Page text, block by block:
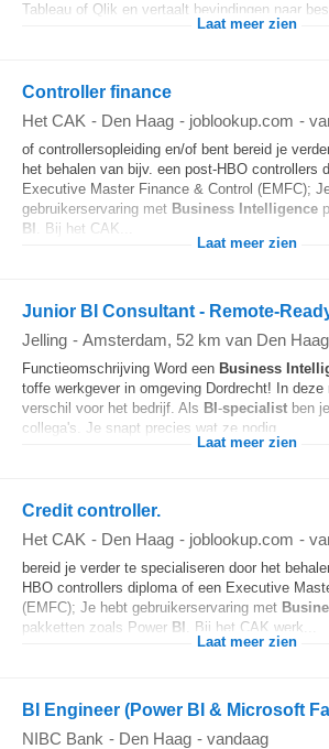
Tableau of Qlik en vertaalt bevindingen naar
Laat meer zien
Controller finance
Het CAK - Den Haag - joblookup.com -
of controllersopleiding en/of bent bereid je
het behalen van bijv. een post-HBO controllers
Executive Master Finance & Control (EMFC);
gebruikerservaring met Business Intelligence
BI
. Bij het CAK...
Laat meer zien
Junior BI Consultant - Remote-
Jelling - Amsterdam, 52 km van Den Haag
Functieomschrijving Word een Business
toffe werkgever in omgeving Dordrecht! In
verschil voor het bedrijf. Als BI-specialist ben
collega's. Je snapt precies wat ze nodig...
Laat meer zien
Credit controller.
Het CAK - Den Haag - joblookup.com -
bereid je verder te specialiseren door het
HBO controllers diploma of een Executive
(EMFC); Je hebt gebruikerservaring met
pakketten zoals Power BI . Bij het CAK werk...
Laat meer zien
BI Engineer (Power BI & Microsoft
NIBC Bank - Den Haag - vandaag